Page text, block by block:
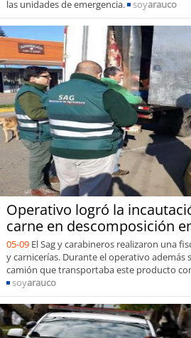
las unidades de emergencia.
soyarauco
Operativo logró la
carne en descomposición
05-09 El Sag y carabineros realizaron una
y carnicerías. Durante el operativo además
camión que transportaba este producto
soyarauco